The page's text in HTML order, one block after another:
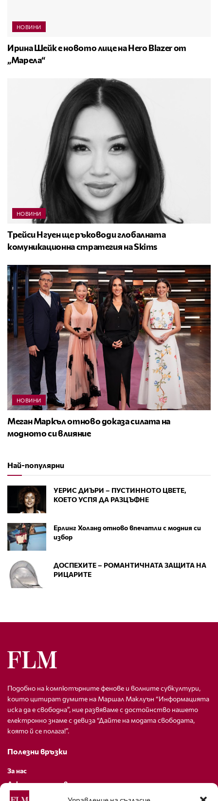
НОВИНИ
Ирина Шейк е новото лице на Hero Blazer от
„Марела“
НОВИНИ
Трейси Нгуен ще ръководи глобалната
комуникационна стратегия на Skims
НОВИНИ
Меган Маркъл отново доказа силата на
модното си влияние
Най-популярни
УЕРИС ДИЪРИ – ПУСТИННОТО ЦВЕТЕ,
КОЕТО УСПЯ ДА РАЗЦЪФНЕ
Ерлинг Холанд отново впечатли с модния си
избор
ДОСПЕХИТЕ – РОМАНТИЧНАТА ЗАЩИТА НА
РИЦАРИТЕ
Подобно на компютърните фенове и волните субкултури,
които цитират думите на Маршал Маклуън “Информацията
иска да е свободна”, ние развяваме с достойнство нашето
електронно знаме с девиза “Дайте на модата свободата,
която й се полага!”.
Полезни връзки
За нас
Декларация за поверителност
Политика за бисквитки